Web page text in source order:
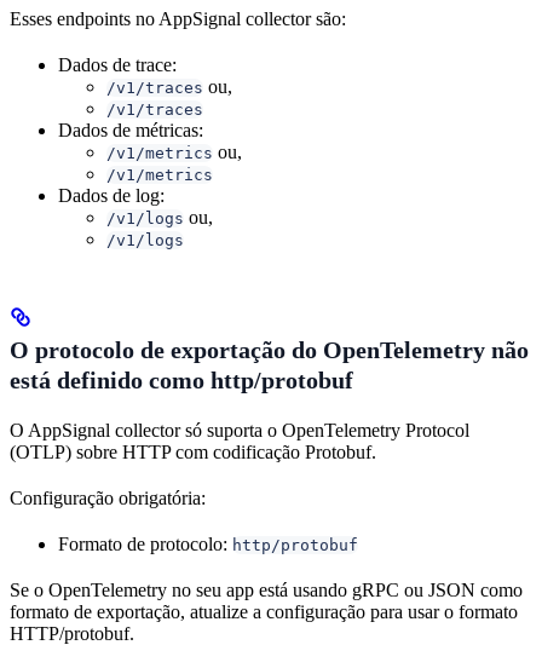
Esses endpoints no AppSignal collector são:
Dados de trace:
/v1/traces ou,
/v1/traces
Dados de métricas:
/v1/metrics ou,
/v1/metrics
Dados de log:
/v1/logs ou,
/v1/logs
O protocolo de exportação do OpenTelemetry não
está definido como http/protobuf
O AppSignal collector só suporta o OpenTelemetry Protocol
(OTLP) sobre HTTP com codificação Protobuf.
Configuração obrigatória:
Formato de protocolo: http/protobuf
Se o OpenTelemetry no seu app está usando gRPC ou JSON como
formato de exportação, atualize a configuração para usar o formato
HTTP/protobuf.